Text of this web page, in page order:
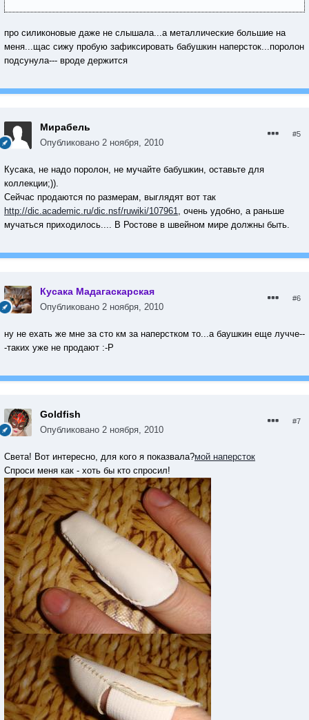
про силиконовые даже не слышала...а металлические большие на
меня...щас сижу пробую зафиксировать бабушкин наперсток...поролон
подсунула--- вроде держится
Мирабель
Опубликовано 2 ноября, 2010
#5
Кусака, не надо поролон, не мучайте бабушкин, оставьте для
коллекции;)).
Сейчас продаются по размерам, выглядят вот так
http://dic.academic.ru/dic.nsf/ruwiki/107961, очень удобно, а раньше
мучаться приходилось.... В Ростове в швейном мире должны быть.
Кусака Мадагаскарская
Опубликовано 2 ноября, 2010
#6
ну не ехать же мне за сто км за наперстком то...а баушкин еще лучче--
-таких уже не продают :-Р
Goldfish
Опубликовано 2 ноября, 2010
#7
Света! Вот интересно, для кого я показвала?мой наперсток
Спроси меня как - хоть бы кто спросил!